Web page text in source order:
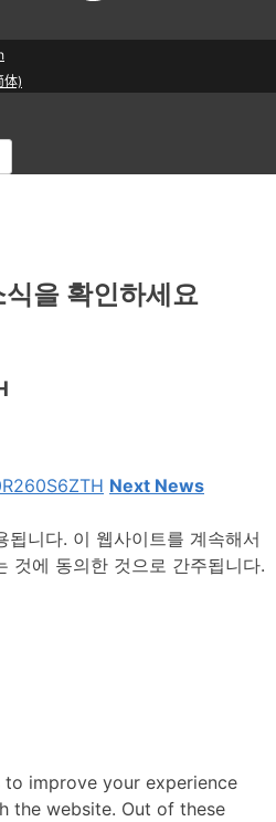
体)
을 확인하세요
Next News
됩니다. 이 웹사이트를 계속해서
것에 동의한 것으로 간주됩니다.
improve your experience
the website. Out of these